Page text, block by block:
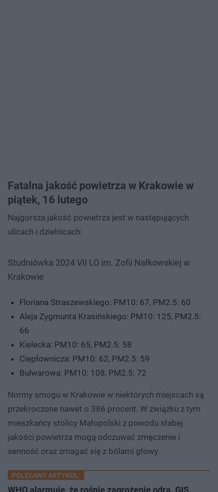
Fatalna jakość powietrza w Krakowie w
piątek, 16 lutego
Najgorsza jakość powietrza jest w następujących
ulicach i dzielnicach:
Studniówka 2024 VII LO im. Zofii Nałkowskiej w
Krakowie
Floriana Straszewskiego: PM10: 67, PM2.5: 60
Aleja Zygmunta Krasińskiego: PM10: 125, PM2.5:
66
Kielecka: PM10: 65, PM2.5: 58
Ciepłownicza: PM10: 62, PM2.5: 59
Bulwarowa: PM10: 108, PM2.5: 72
Normy smogu w Krakowie w niektórych miejscach są
przekroczone nawet o 386 procent. W związku z tym
mieszkańcy stolicy Małopolski z powodu słabej
jakości powietrza mogą odczuwać zmęczenie i
senność oraz zmagać się z bólami głowy.
POLECANY ARTYKUŁ:
WHO alarmuje, że rośnie zagrożenie odrą. GIS